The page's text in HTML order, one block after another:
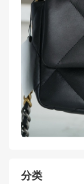
分类